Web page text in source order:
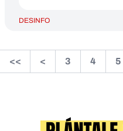
DESINFO
<< < 3 4 5